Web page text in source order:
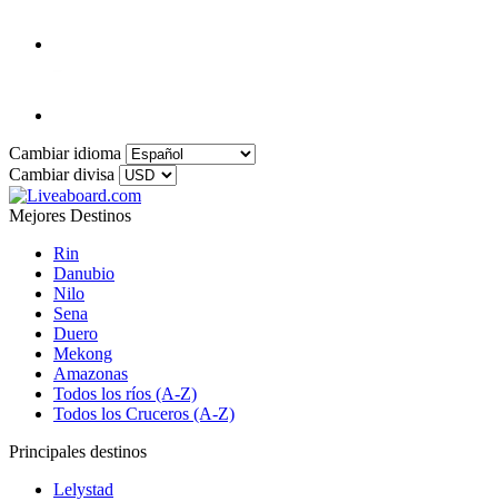
Cambiar idioma
Cambiar divisa
Mejores Destinos
Rin
Danubio
Nilo
Sena
Duero
Mekong
Amazonas
Todos los ríos (A-Z)
Todos los Cruceros (A-Z)
Principales destinos
Lelystad